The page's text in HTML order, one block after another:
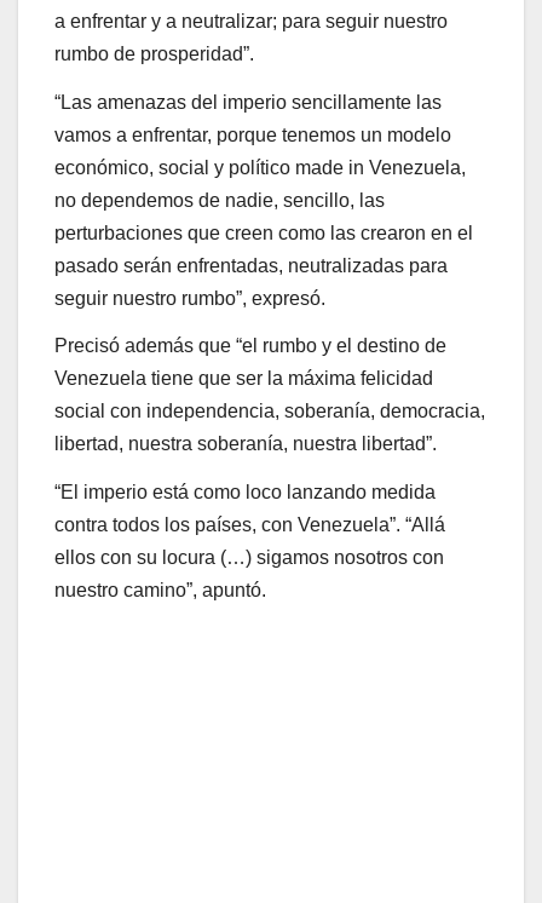
a enfrentar y a neutralizar; para seguir nuestro
rumbo de prosperidad”.
“Las amenazas del imperio sencillamente las
vamos a enfrentar, porque tenemos un modelo
económico, social y político made in Venezuela,
no dependemos de nadie, sencillo, las
perturbaciones que creen como las crearon en el
pasado serán enfrentadas, neutralizadas para
seguir nuestro rumbo”, expresó.
Precisó además que “el rumbo y el destino de
Venezuela tiene que ser la máxima felicidad
social con independencia, soberanía, democracia,
libertad, nuestra soberanía, nuestra libertad”.
“El imperio está como loco lanzando medida
contra todos los países, con Venezuela”. “Allá
ellos con su locura (…) sigamos nosotros con
nuestro camino”, apuntó.